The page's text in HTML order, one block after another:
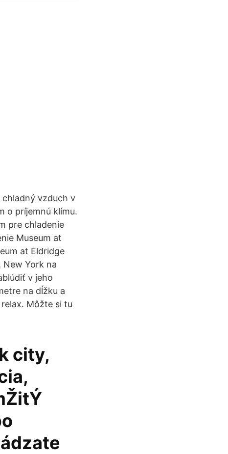
chladný vzduch v
o príjemnú klímu.
pre chladenie
Museum at
at Eldridge
York na
v jeho
na dĺžku a
Môžte si tu
city,